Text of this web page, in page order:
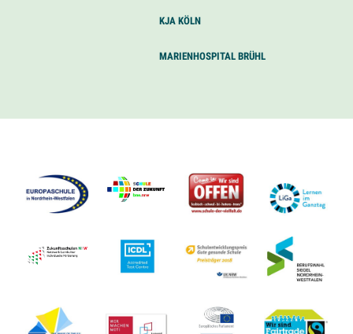
KJA KÖLN
MARIENHOSPITAL BRÜHL